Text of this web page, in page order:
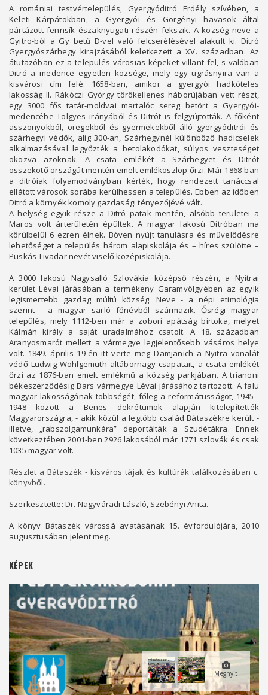
A romániai testvértelepülés, Gyergyóditró Erdély szívében, a
Keleti Kárpátokban, a Gyergyói és Görgényi havasok által
pártázott fennsík északnyugati részén fekszik. A község neve a
Gyitro-ból a Gy betű D-vel való felcserélésével alakult ki. Ditró
Gyergyószárhegy kirajzásából keletkezett a XV. században. Az
átutazóban ez a település városias képeket villant fel, s valóban
Ditró a medence egyetlen községe, mely egy ugrásnyira van a
kisvárosi cím felé. 1658-ban, amikor a gyergyói hadköteles
lakosság II. Rákóczi György törökellenes háborújában vett részt,
egy 3000 fős tatár-moldvai martalóc sereg betört a Gyergyói-
medencébe Tölgyes irányából és Ditrót is felgyújtották. A főként
asszonyokból, öregekből és gyermekekből álló gyergyóditrói és
szárhegyi védők, alig 300-an, Szárhegynél különböző hadicselek
alkalmazásával legyőzték a betolakodókat, súlyos veszteséget
okozva azoknak. A csata emlékét a Szárhegyet és Ditrót
összekötő országút mentén emelt emlékoszlop őrzi. Már 1868-ban
a ditróiak folyamodványban kérték, hogy rendezett tanáccsal
ellátott városok sorába kerülhessen a település. Ebben az időben
Ditró a környék komoly gazdasági tényezőjévé vált.
A helység egyik része a Ditró patak mentén, alsóbb területei a
Maros volt árterületén épültek. A magyar lakosú Ditróban ma
körülbelül 6 ezren élnek. Bőven nyújt tanulásra és művelődésre
lehetőséget a település három alapiskolája és – híres szülötte –
Puskás Tivadar nevét viselő középiskolája.
A 3000 lakosú Nagysalló Szlovákia középső részén, a Nyitrai
kerület Lévai járásában a termékeny Garamvölgyében az egyik
legismertebb gazdag múltú község. Neve - a népi etimológia
szerint - a magyar sarló főnévből származik. Ősrégi magyar
település, mely 1112-ben már a zobori apátság birtoka, melyet
Kálmán király a saját uradalmához csatolt. A 18. században
Aranyosmarót mellett a vármegye legjelentősebb vásáros helye
volt. 1849. április 19-én itt verte meg Damjanich a Nyitra vonalát
védő Ludwig Wohlgemuth altábornagy csapatait, a csata emlékét
őrzi az 1876-ban emelt emlékmű a község parkjában. A trianoni
békeszerződésig Bars vármegye Lévai járásához tartozott. A falu
magyar lakosságának többségét, főleg a reformátusságot, 1945 -
1948 között a Benes dekrétumok alapján kitelepítették
Magyarországra, - akik közül a legtöbb család Bátaszékre került -
illetve, „rabszolgamunkára” deportálták a Szudétákra. Ennek
következtében 2001-ben 2926 lakosából már 1771 szlovák és csak
1035 magyar volt.
Részlet a Bátaszék - kisváros tájak és kultúrák találkozásában c.
könyvből.
Szerkesztette: Dr. Nagyváradi László, Szebényi Anita.
A könyv Bátaszék várossá avatásának 15. évfordulójára, 2010
augusztusában jelent meg.
KÉPEK
Megnyit